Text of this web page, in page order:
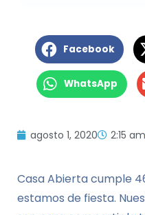
Facebook
WhatsApp
agosto 1, 2020 2:15 am
Casa Abierta cumple
estamos de fiesta.